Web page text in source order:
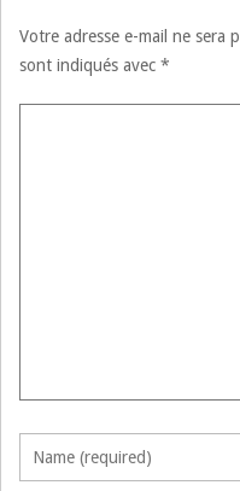
Votre adresse e-mail ne sera
sont indiqués avec *